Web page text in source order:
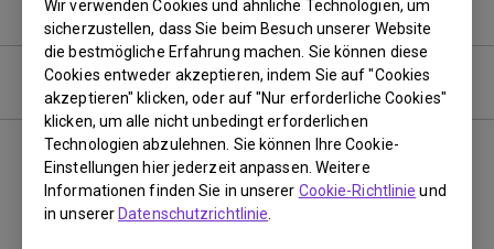
Wir verwenden Cookies und ähnliche Technologien, um
sicherzustellen, dass Sie beim Besuch unserer Website
die bestmögliche Erfahrung machen. Sie können diese
Cookies entweder akzeptieren, indem Sie auf "Cookies
akzeptieren" klicken, oder auf "Nur erforderliche Cookies"
klicken, um alle nicht unbedingt erforderlichen
Technologien abzulehnen. Sie können Ihre Cookie-
Einstellungen hier jederzeit anpassen. Weitere
Informationen finden Sie in unserer Cookie-Richtlinie und
in unserer Datenschutzrichtlinie
Benutzerhandbuch
Kein zugehöriges Handbuch